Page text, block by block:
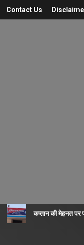
Contact Us
कप्तान की मेहनत पर